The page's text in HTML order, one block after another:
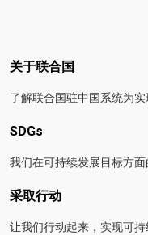
Footer menu
关于联合国
了解联合国驻中国系统为
SDGs
我们在可持续发展目标方面
采取行动
让我们行动起来，实现可持